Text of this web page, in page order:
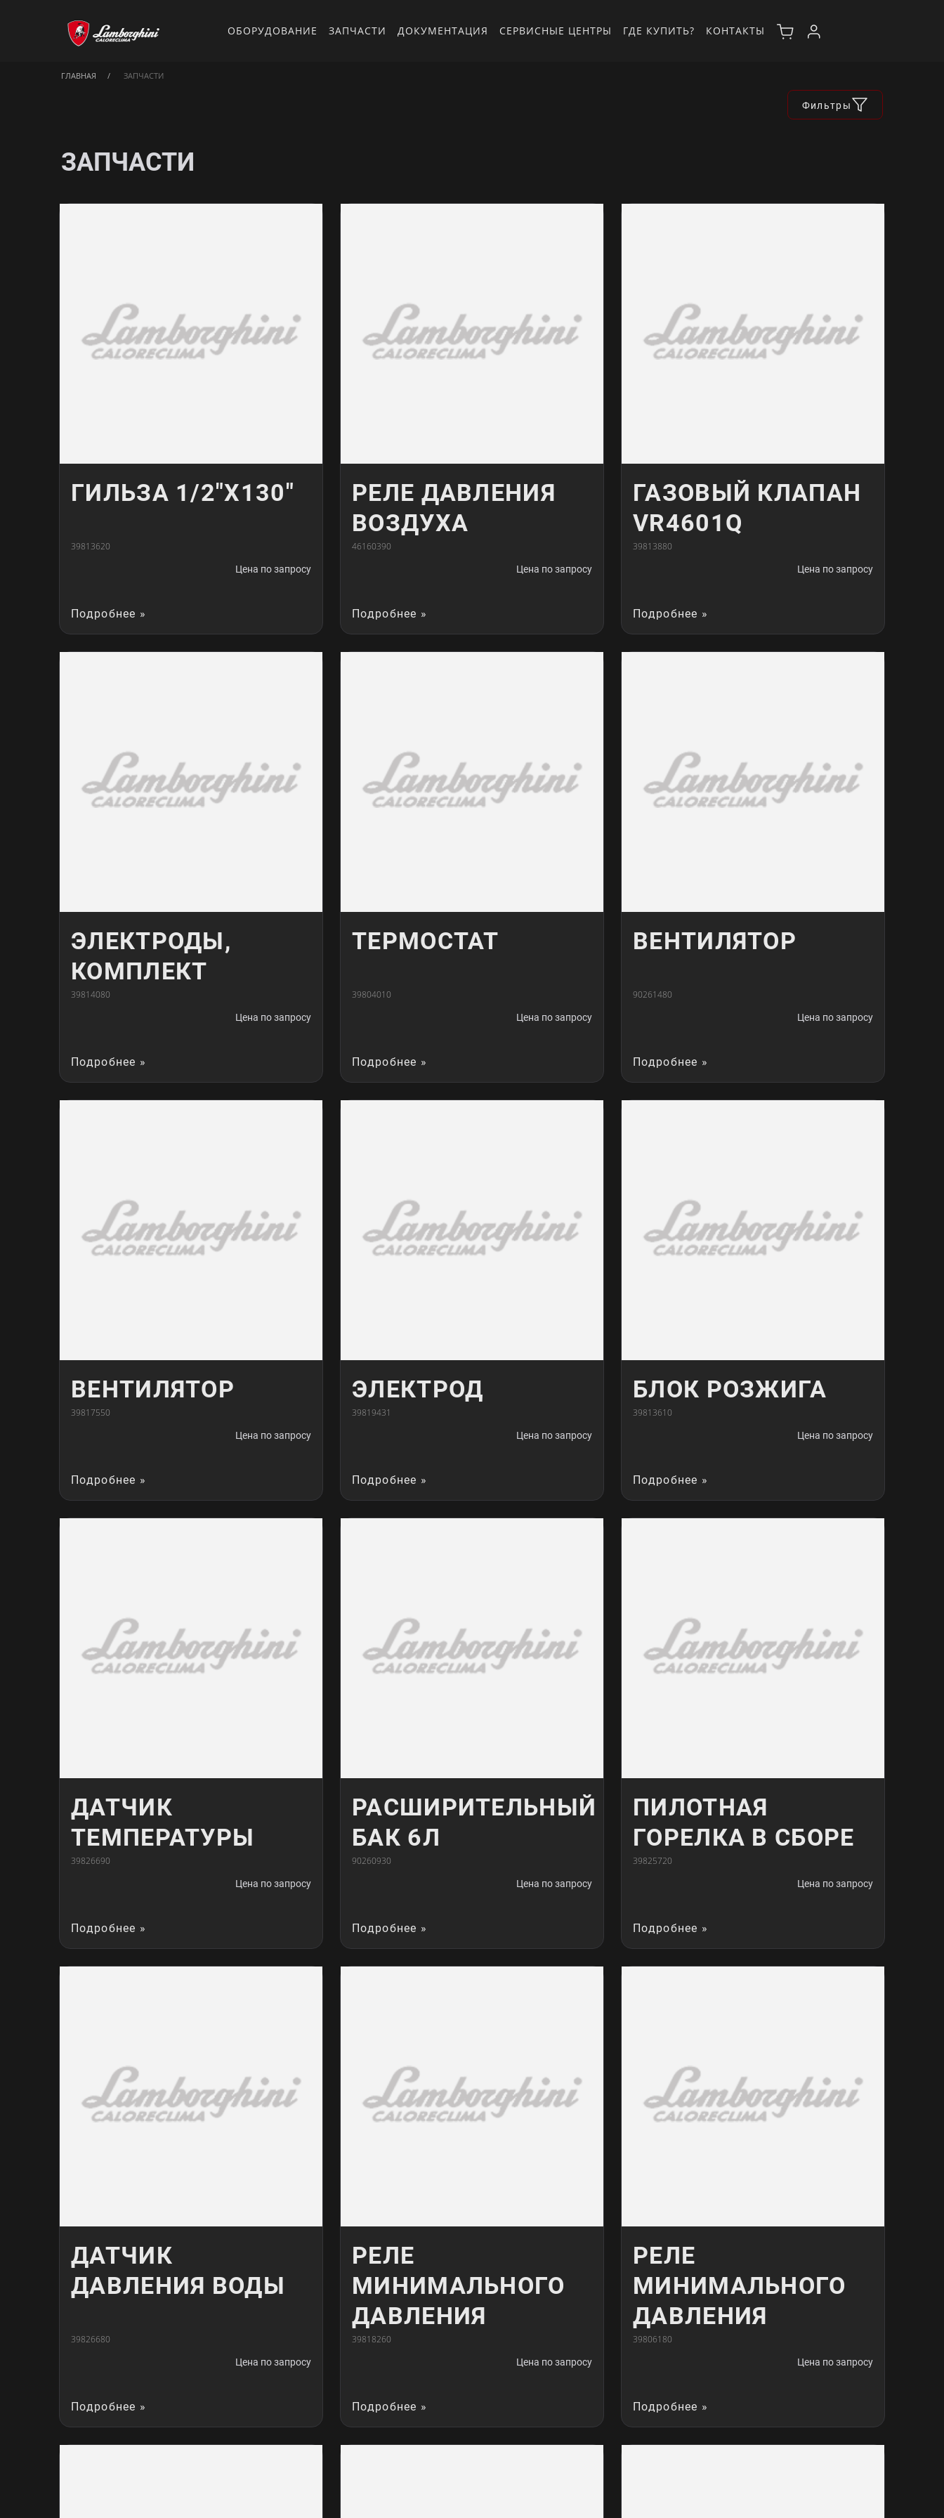
ОБОРУДОВАНИЕ ЗАПЧАСТИ ДОКУМЕНТАЦИЯ СЕРВИСНЫЕ ЦЕНТРЫ ГДЕ КУПИТЬ? КОНТАКТЫ
ГЛАВНАЯ ЗАПЧАСТИ
Фильтры
ЗАПЧАСТИ
ГИЛЬЗА 1/2"X130"
39813620
Цена по запросу
Подробнее »
РЕЛЕ ДАВЛЕНИЯ
ВОЗДУХА
46160390
Цена по запросу
Подробнее »
ГАЗОВЫЙ КЛАПАН
VR4601Q
39813880
Цена по запросу
Подробнее »
ЭЛЕКТРОДЫ,
КОМПЛЕКТ
39814080
Цена по запросу
Подробнее »
ТЕРМОСТАТ
39804010
Цена по запросу
Подробнее »
ВЕНТИЛЯТОР
90261480
Цена по запросу
Подробнее »
ВЕНТИЛЯТОР
39817550
Цена по запросу
Подробнее »
ЭЛЕКТРОД
39819431
Цена по запросу
Подробнее »
БЛОК РОЗЖИГА
39813610
Цена по запросу
Подробнее »
ДАТЧИК
ТЕМПЕРАТУРЫ
39826690
Цена по запросу
Подробнее »
РАСШИРИТЕЛЬНЫЙ
БАК 6Л
90260930
Цена по запросу
Подробнее »
ПИЛОТНАЯ
ГОРЕЛКА В СБОРЕ
39825720
Цена по запросу
Подробнее »
ДАТЧИК
ДАВЛЕНИЯ ВОДЫ
39826680
Цена по запросу
Подробнее »
РЕЛЕ
МИНИМАЛЬНОГО
ДАВЛЕНИЯ
39818260
Цена по запросу
Подробнее »
РЕЛЕ
МИНИМАЛЬНОГО
ДАВЛЕНИЯ
39806180
Цена по запросу
Подробнее »